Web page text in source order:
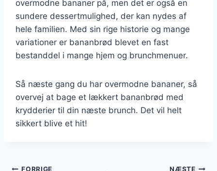
overmodne bananer på, men det er også en
sundere dessertmulighed, der kan nydes af
hele familien. Med sin rige historie og mange
variationer er bananbrød blevet en fast
bestanddel i mange hjem og brunchmenuer.
Så næste gang du har overmodne bananer, så
overvej at bage et lækkert bananbrød med
krydderier til din næste brunch. Det vil helt
sikkert blive et hit!
FORRIGE NÆSTE